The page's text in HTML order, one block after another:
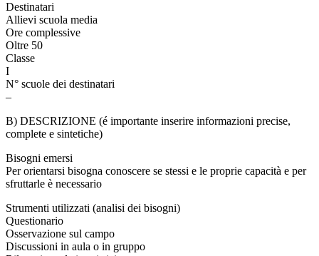
Destinatari
Allievi scuola media
Ore complessive
Oltre 50
Classe
I
N° scuole dei destinatari
–
B) DESCRIZIONE (é importante inserire informazioni precise,
complete e sintetiche)
Bisogni emersi
Per orientarsi bisogna conoscere se stessi e le proprie capacità e per
sfruttarle è necessario
Strumenti utilizzati (analisi dei bisogni)
Questionario
Osservazione sul campo
Discussioni in aula o in gruppo